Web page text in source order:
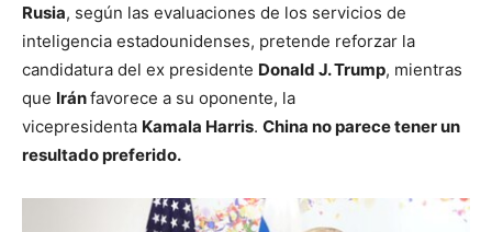
Rusia, según las evaluaciones de los servicios de
inteligencia estadounidenses, pretende reforzar la
candidatura del ex presidente Donald J. Trump, mientras
que Iránfavorece a su oponente, la
vicepresidenta Kamala Harris. China no parece tener un
resultado preferido.